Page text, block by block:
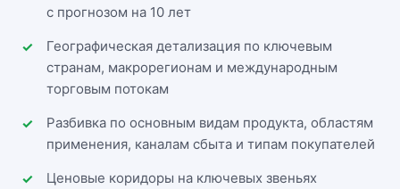
с прогнозом на 10 лет
Географическая детализация по ключевым
странам, макрорегионам и международным
торговым потокам
Разбивка по основным видам продукта, областям
применения, каналам сбыта и типам покупателей
Ценовые коридоры на ключевых звеньях